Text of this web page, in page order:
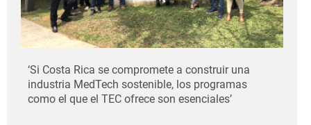
‘Si Costa Rica se compromete a construir una
industria MedTech sostenible, los programas
como el que el TEC ofrece son esenciales’